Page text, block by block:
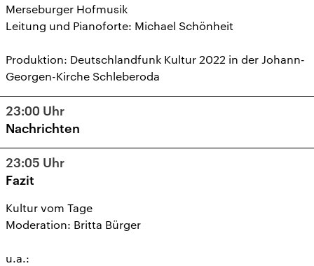
Merseburger Hofmusik
Leitung und Pianoforte: Michael Schönheit
Produktion: Deutschlandfunk Kultur 2022 in der Johann-
Georgen-Kirche Schleberoda
23:00 Uhr
Nachrichten
23:05 Uhr
Fazit
Kultur vom Tage
Moderation: Britta Bürger
u.a.: